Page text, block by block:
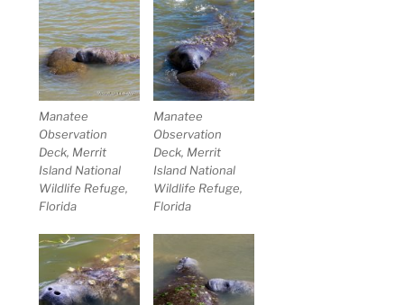
Manatee
Observation
Deck, Merrit
Island National
Wildlife Refuge,
Florida
Manatee
Observation
Deck, Merrit
Island National
Wildlife Refuge,
Florida